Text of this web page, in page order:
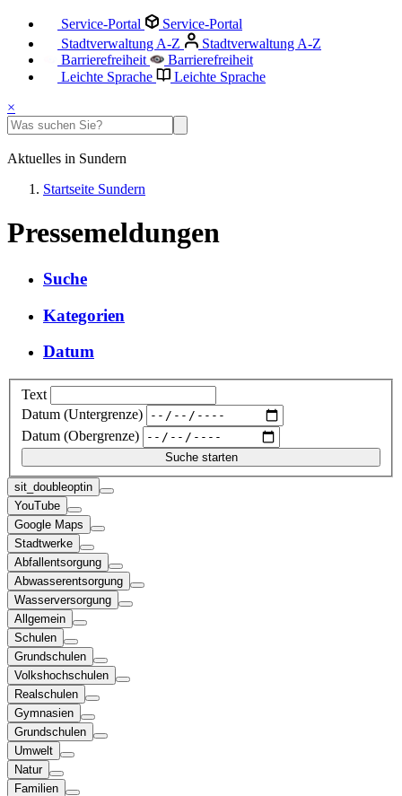
Service-Portal
Service-Portal
Stadtverwaltung A-Z
Stadtverwaltung A-Z
Barrierefreiheit
Barrierefreiheit
Leichte Sprache
Leichte Sprache
×
Aktuelles in Sundern
Startseite Sundern
Pressemeldungen
Suche
Kategorien
Datum
Text
Datum (Untergrenze)
Datum (Obergrenze)
sit_doubleoptin
YouTube
Google Maps
Stadtwerke
Abfallentsorgung
Abwasserentsorgung
Wasserversorgung
Allgemein
Schulen
Grundschulen
Volkshochschulen
Realschulen
Gymnasien
Grundschulen
Umwelt
Natur
Familien